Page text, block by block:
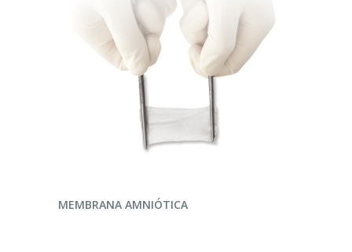
LEER MÁS
MEMBRANA AMNIÓTICA